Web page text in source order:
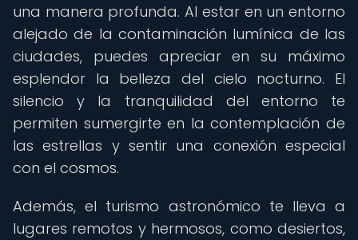
una manera profunda. Al estar en un entorno
alejado de la contaminación lumínica de las
ciudades, puedes apreciar en su máximo
esplendor la belleza del cielo nocturno. El
silencio y la tranquilidad del entorno te
permiten sumergirte en la contemplación de
las estrellas y sentir una conexión especial
con el cosmos.
Además, el turismo astronómico te lleva a
lugares remotos y hermosos, como desiertos,